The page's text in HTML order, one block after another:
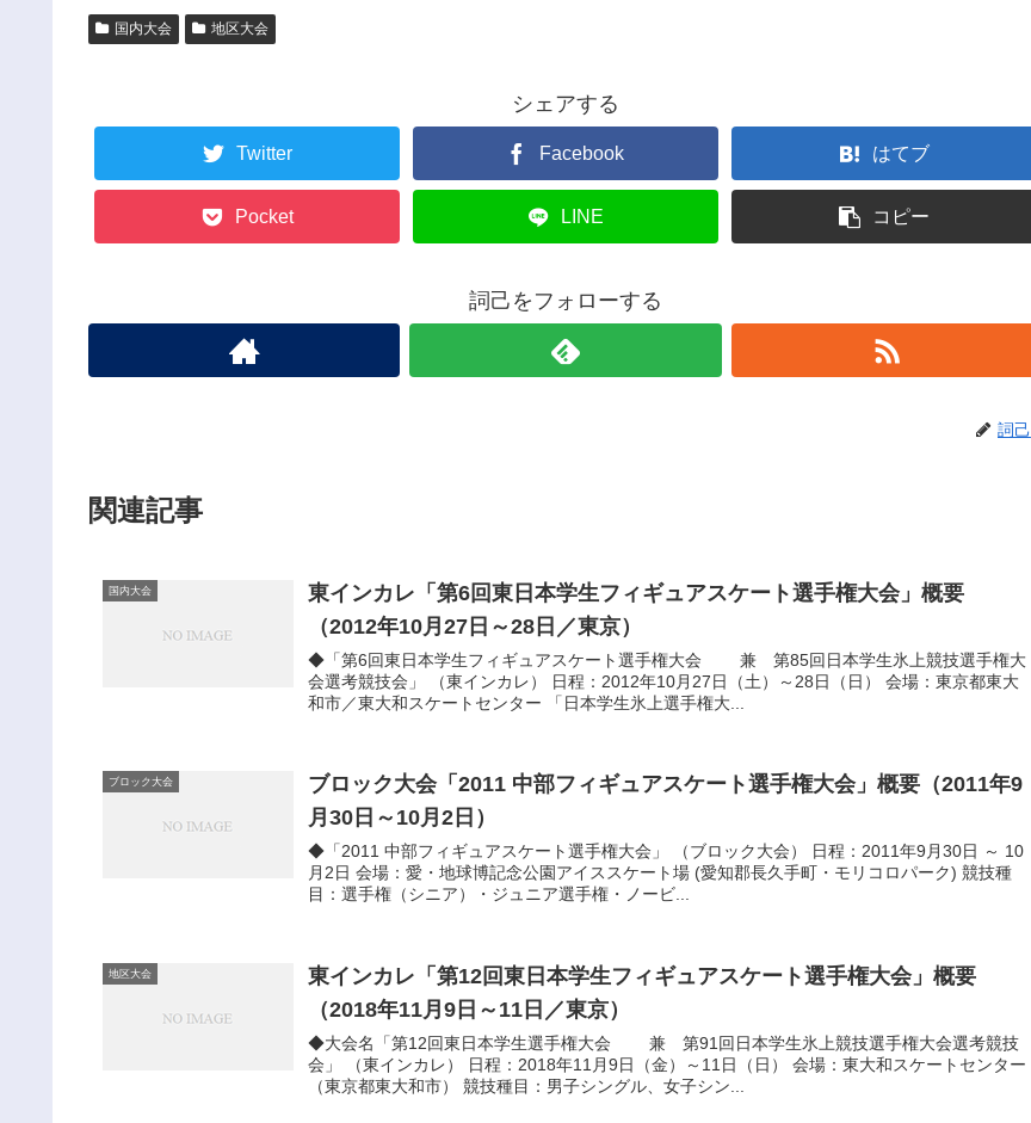
国内大会 地区大会
シェアする
Twitter Facebook はてブ
Pocket LINE コピー
詞己をフォローする
詞己
関連記事
国内大会
東インカレ「第6回東日本学生フィギュアスケート選手権大会」概要
（2012年10月27日～28日／東京）
◆「第6回東日本学生フィギュアスケート選手権大会 兼 第85回日本学生氷上競技選手権大
会選考競技会」 （東インカレ） 日程：2012年10月27日（土）～28日（日） 会場：東京都東大
和市／東大和スケートセンター 「日本学生氷上選手権大...
ブロック大会
ブロック大会「2011 中部フィギュアスケート選手権大会」概要（2011年9
月30日～10月2日）
◆「2011 中部フィギュアスケート選手権大会」 （ブロック大会） 日程：2011年9月30日 ～ 10
月2日 会場：愛・地球博記念公園アイススケート場 (愛知郡長久手町・モリコロパーク) 競技種
目：選手権（シニア）・ジュニア選手権・ノービ...
地区大会
東インカレ「第12回東日本学生フィギュアスケート選手権大会」概要
（2018年11月9日～11日／東京）
◆大会名「第12回東日本学生選手権大会 兼 第91回日本学生氷上競技選手権大会選考競技
会」 （東インカレ） 日程：2018年11月9日（金）～11日（日） 会場：東大和スケートセンター
（東京都東大和市） 競技種目：男子シングル、女子シン...